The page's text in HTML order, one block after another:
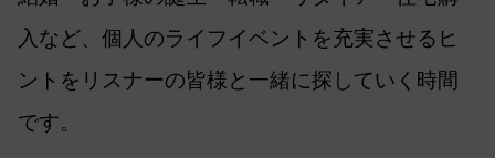
入など、個人のライフイベントを充実させるヒ
ントをリスナーの皆様と一緒に探していく時間
です。